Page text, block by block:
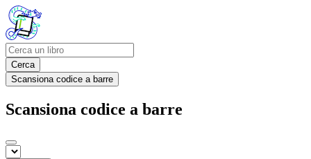
Cerca
Scansiona codice a barre
Scansiona codice a barre